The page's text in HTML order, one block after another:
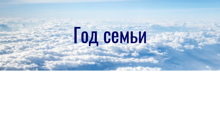
Год семьи